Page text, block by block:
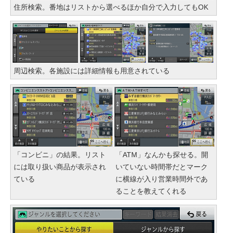
住所検索。番地はリストから選べるほか自分で入力してもOK
周辺検索。各施設には詳細情報も用意されている
「コンビニ」の結果。リスト
には取り扱い商品が表示され
ている
「ATM」なんかも探せる。開
いていない時間帯だとマーク
に横線が入り営業時間外であ
ることを教えてくれる